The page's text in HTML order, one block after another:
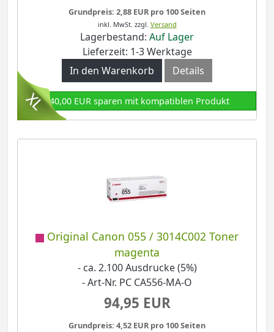
Grundpreis: 2,88 EUR pro 100 Seiten
inkl. MwSt. zzgl. Versand
Lagerbestand: Auf Lager
Lieferzeit: 1-3 Werktage
In den Warenkorb
Details
140,00 EUR sparen mit kompatiblen Produkt
Original Canon 055 / 3014C002 Toner
magenta
- ca. 2.100 Ausdrucke (5%)
- Art-Nr. PC CA556-MA-O
94,95 EUR
Grundpreis: 4,52 EUR pro 100 Seiten